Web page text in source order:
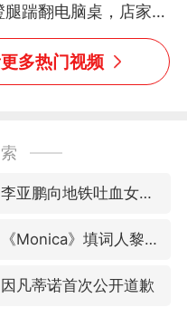
腿踹翻电脑桌，店家3
显示器与机械臂损坏
多热门视频
李亚鹏向地铁吐血女孩捐99999元
《Monica》填词人黎彼得去世
因凡蒂诺首次公开道歉